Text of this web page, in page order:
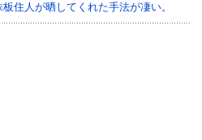
住人が晒してくれた手法が凄い。